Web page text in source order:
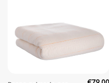
Primary Tufting Cloth
Peter van Rijen
Rating: 5/5
Mon Mar 09 2026